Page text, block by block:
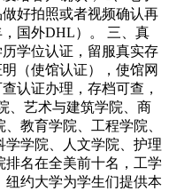
好拍照或者视频确认再
国外DHL）。 三、真
学位认证，留服真实存
（使馆认证），使馆网
认证办理，存档可查，
、艺术与建筑学院、商
教育学院、工程学院、
学院、人文学院、护理
名在全美前十名，工学
纽约大学为学生们提供本